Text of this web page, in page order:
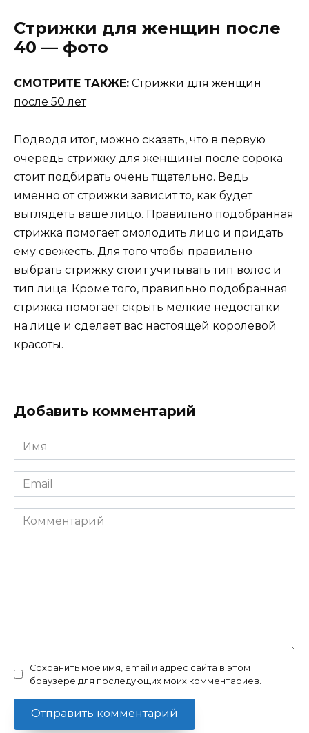
Стрижки для женщин после
40 — фото
СМОТРИТЕ ТАКЖЕ: Стрижки для женщин
после 50 лет
Подводя итог, можно сказать, что в первую
очередь стрижку для женщины после сорока
стоит подбирать очень тщательно. Ведь
именно от стрижки зависит то, как будет
выглядеть ваше лицо. Правильно подобранная
стрижка помогает омолодить лицо и придать
ему свежесть. Для того чтобы правильно
выбрать стрижку стоит учитывать тип волос и
тип лица. Кроме того, правильно подобранная
стрижка помогает скрыть мелкие недостатки
на лице и сделает вас настоящей королевой
красоты.
Добавить комментарий
Имя
*
Email
*
Комментарий
Сохранить моё имя, email и адрес сайта в этом
браузере для последующих моих комментариев.